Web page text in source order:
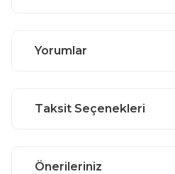
Yorumlar
Taksit Seçenekleri
Önerileriniz